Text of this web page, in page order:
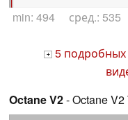
min: 494 сред.:
+ 5 подробных
Octane V2- Octane